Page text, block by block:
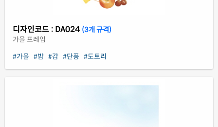
디자인코드 : DA024 (3개 규격)
가을 프레임
#가을 #밤 #감 #단풍 #도토리